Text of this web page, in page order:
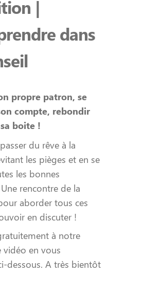
|
dans
propre patron, se
compte, rebondir
boite !
du rêve à la
les pièges et en se
les bonnes
rencontre de la
aborder tous ces
en discuter !
à notre
vidéo en vous
dessous. A très bientôt